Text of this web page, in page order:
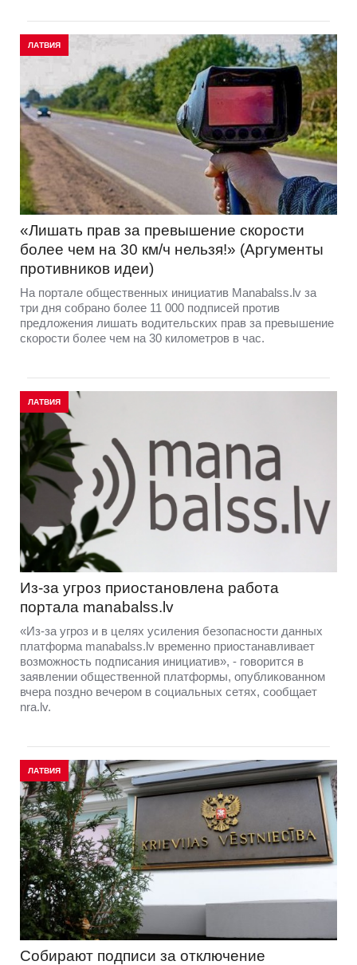
ЛАТВИЯ
«Лишать прав за превышение скорости
более чем на 30 км/ч нельзя!» (Аргументы
противников идеи)
На портале общественных инициатив Manabalss.lv за
три дня собрано более 11 000 подписей против
предложения лишать водительских прав за превышение
скорости более чем на 30 километров в час.
ЛАТВИЯ
Из-за угроз приостановлена работа
портала manabalss.lv ​​
«Из-за угроз и в целях усиления безопасности данных
платформа manabalss.lv временно приостанавливает
возможность подписания инициатив», - говорится в
заявлении общественной платформы, опубликованном
вчера поздно вечером в социальных сетях, сообщает
nra.lv.
ЛАТВИЯ
Собирают подписи за отключение